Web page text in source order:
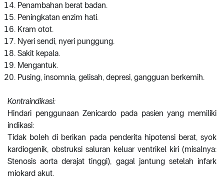
Penambahan berat badan.
Peningkatan enzim hati.
Kram otot.
Nyeri sendi, nyeri punggung.
Sakit kepala.
Mengantuk.
Pusing, insomnia, gelisah, depresi, gangguan berkemih.
Kontraindikasi:
Hindari penggunaan Zenicardo pada pasien yang memiliki
indikasi:
Tidak boleh di berikan pada penderita hipotensi berat, syok
kardiogenik, obstruksi saluran keluar ventrikel kiri (misalnya:
Stenosis aorta derajat tinggi), gagal jantung setelah infark
miokard akut.